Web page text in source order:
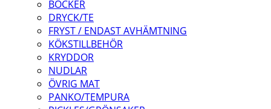
BÖCKER
DRYCK/TE
FRYST / ENDAST AVHÄMTNING
KÖKSTILLBEHÖR
KRYDDOR
NUDLAR
ÖVRIG MAT
PANKO/TEMPURA